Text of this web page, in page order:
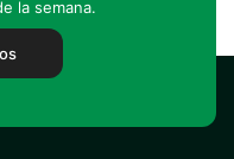
la semana.